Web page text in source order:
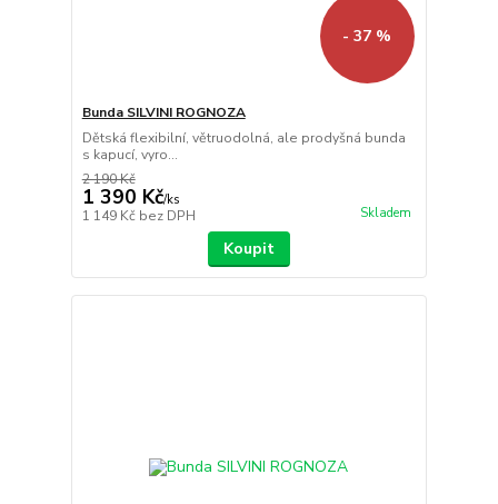
- 37 %
Bunda SILVINI ROGNOZA
Dětská flexibilní, větruodolná, ale prodyšná bunda
s kapucí, vyro...
2 190 Kč
1 390 Kč/ks
1 149 Kč bez DPH Skladem
Koupit